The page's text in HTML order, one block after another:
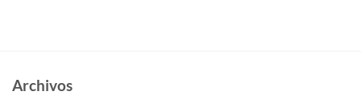
Archivos